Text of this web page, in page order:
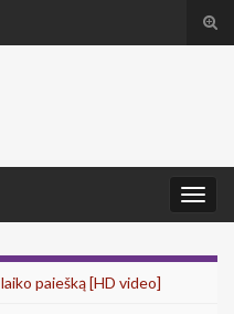
paiešką [HD video]